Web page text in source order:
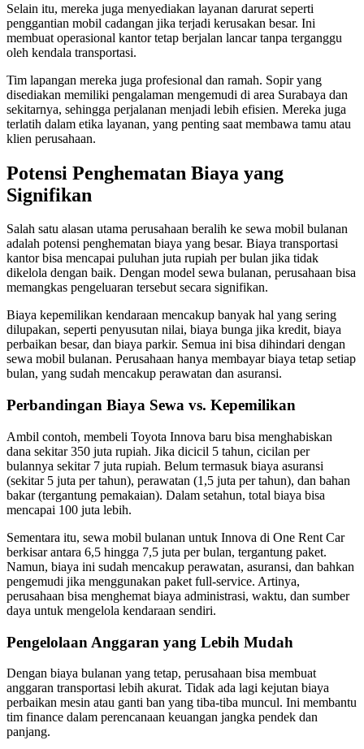
Selain itu, mereka juga menyediakan layanan darurat seperti
penggantian mobil cadangan jika terjadi kerusakan besar. Ini
membuat operasional kantor tetap berjalan lancar tanpa terganggu
oleh kendala transportasi.
Tim lapangan mereka juga profesional dan ramah. Sopir yang
disediakan memiliki pengalaman mengemudi di area Surabaya dan
sekitarnya, sehingga perjalanan menjadi lebih efisien. Mereka juga
terlatih dalam etika layanan, yang penting saat membawa tamu atau
klien perusahaan.
Potensi Penghematan Biaya yang
Signifikan
Salah satu alasan utama perusahaan beralih ke sewa mobil bulanan
adalah potensi penghematan biaya yang besar. Biaya transportasi
kantor bisa mencapai puluhan juta rupiah per bulan jika tidak
dikelola dengan baik. Dengan model sewa bulanan, perusahaan bisa
memangkas pengeluaran tersebut secara signifikan.
Biaya kepemilikan kendaraan mencakup banyak hal yang sering
dilupakan, seperti penyusutan nilai, biaya bunga jika kredit, biaya
perbaikan besar, dan biaya parkir. Semua ini bisa dihindari dengan
sewa mobil bulanan. Perusahaan hanya membayar biaya tetap setiap
bulan, yang sudah mencakup perawatan dan asuransi.
Perbandingan Biaya Sewa vs. Kepemilikan
Ambil contoh, membeli Toyota Innova baru bisa menghabiskan
dana sekitar 350 juta rupiah. Jika dicicil 5 tahun, cicilan per
bulannya sekitar 7 juta rupiah. Belum termasuk biaya asuransi
(sekitar 5 juta per tahun), perawatan (1,5 juta per tahun), dan bahan
bakar (tergantung pemakaian). Dalam setahun, total biaya bisa
mencapai 100 juta lebih.
Sementara itu, sewa mobil bulanan untuk Innova di One Rent Car
berkisar antara 6,5 hingga 7,5 juta per bulan, tergantung paket.
Namun, biaya ini sudah mencakup perawatan, asuransi, dan bahkan
pengemudi jika menggunakan paket full-service. Artinya,
perusahaan bisa menghemat biaya administrasi, waktu, dan sumber
daya untuk mengelola kendaraan sendiri.
Pengelolaan Anggaran yang Lebih Mudah
Dengan biaya bulanan yang tetap, perusahaan bisa membuat
anggaran transportasi lebih akurat. Tidak ada lagi kejutan biaya
perbaikan mesin atau ganti ban yang tiba-tiba muncul. Ini membantu
tim finance dalam perencanaan keuangan jangka pendek dan
panjang.